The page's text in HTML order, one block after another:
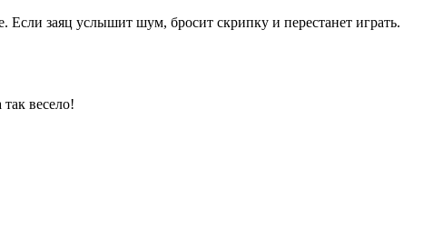
заяц услышит шум, бросит скрипку и перестанет играть.
весело!